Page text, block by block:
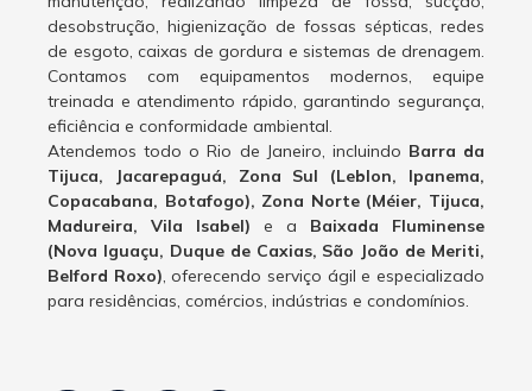
desobstrução, higienização de fossas sépticas, redes
de esgoto, caixas de gordura e sistemas de drenagem.
Contamos com equipamentos modernos, equipe
treinada e atendimento rápido, garantindo segurança,
eficiência e conformidade ambiental.
Atendemos todo o Rio de Janeiro, incluindo Barra da
Tijuca, Jacarepaguá, Zona Sul (Leblon, Ipanema,
Copacabana, Botafogo), Zona Norte (Méier, Tijuca,
Madureira, Vila Isabel) e a Baixada Fluminense
(Nova Iguaçu, Duque de Caxias, São João de Meriti,
Belford Roxo), oferecendo serviço ágil e especializado
para residências, comércios, indústrias e condomínios.